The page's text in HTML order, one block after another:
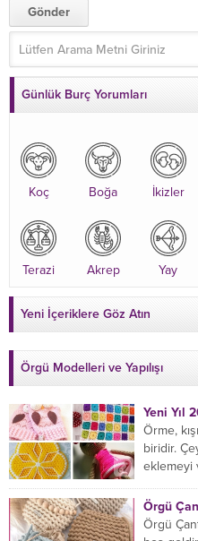
Günlük Burç Yorumları
Koç Boğa İkizler
Terazi Akrep Yay
Yeni İçeriklere Göz Atın
Örgü Modelleri ve Yapılışı
Yeni Yıl
Örme,
biridir.
eklemeyi
Örgü
Örgü